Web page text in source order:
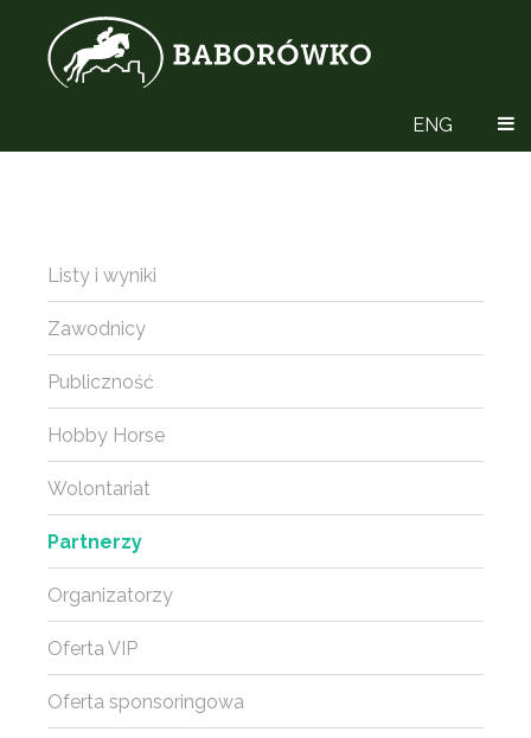
ENG
Listy i wyniki
Zawodnicy
Publiczność
Hobby Horse
Wolontariat
Partnerzy
Organizatorzy
Oferta VIP
Oferta sponsoringowa